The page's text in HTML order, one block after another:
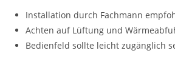
Installation durch Fachmann
Achten auf Lüftung und
Bedienfeld sollte leicht zugänglich